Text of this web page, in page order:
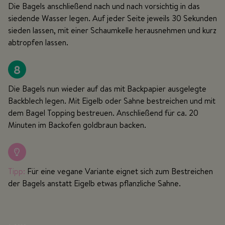
Die Bagels anschließend nach und nach vorsichtig in das
siedende Wasser legen. Auf jeder Seite jeweils 30 Sekunden
sieden lassen, mit einer Schaumkelle herausnehmen und kurz
abtropfen lassen.
8
Die Bagels nun wieder auf das mit Backpapier ausgelegte
Backblech legen. Mit Eigelb oder Sahne bestreichen und mit
dem Bagel Topping bestreuen. Anschließend für ca. 20
Minuten im Backofen goldbraun backen.
Tipp: Für eine vegane Variante eignet sich zum Bestreichen
der Bagels anstatt Eigelb etwas pflanzliche Sahne.